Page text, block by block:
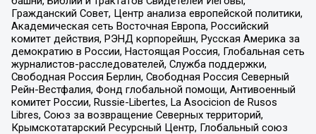
Гражданский Совет, Центр анализа европейской политики,
Академическая сеть Восточная Европа, Российский
комитет действия, РЭНД корпорейшн, Русская Америка за
демократию в России, Настоящая Россия, Глобальная сеть
журналистов-расследователей, Служба поддержки,
Свободная Россия Берлин, Свободная Россия Северный
Рейн-Вестфалия, Фонд глобальной помощи, Антивоенный
комитет России, Russie-Libertes, La Asocicion de Rusos
Libres, Союз за возвращение Северных территорий,
Крымскотатарский Ресурсный Центр, Глобальный союз